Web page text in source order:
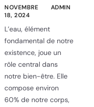
NOVEMBRE
18, 2024
ADMIN
L’eau, élément
fondamental de notre
existence, joue un
rôle central dans
notre bien-être. Elle
compose environ
60% de notre corps,